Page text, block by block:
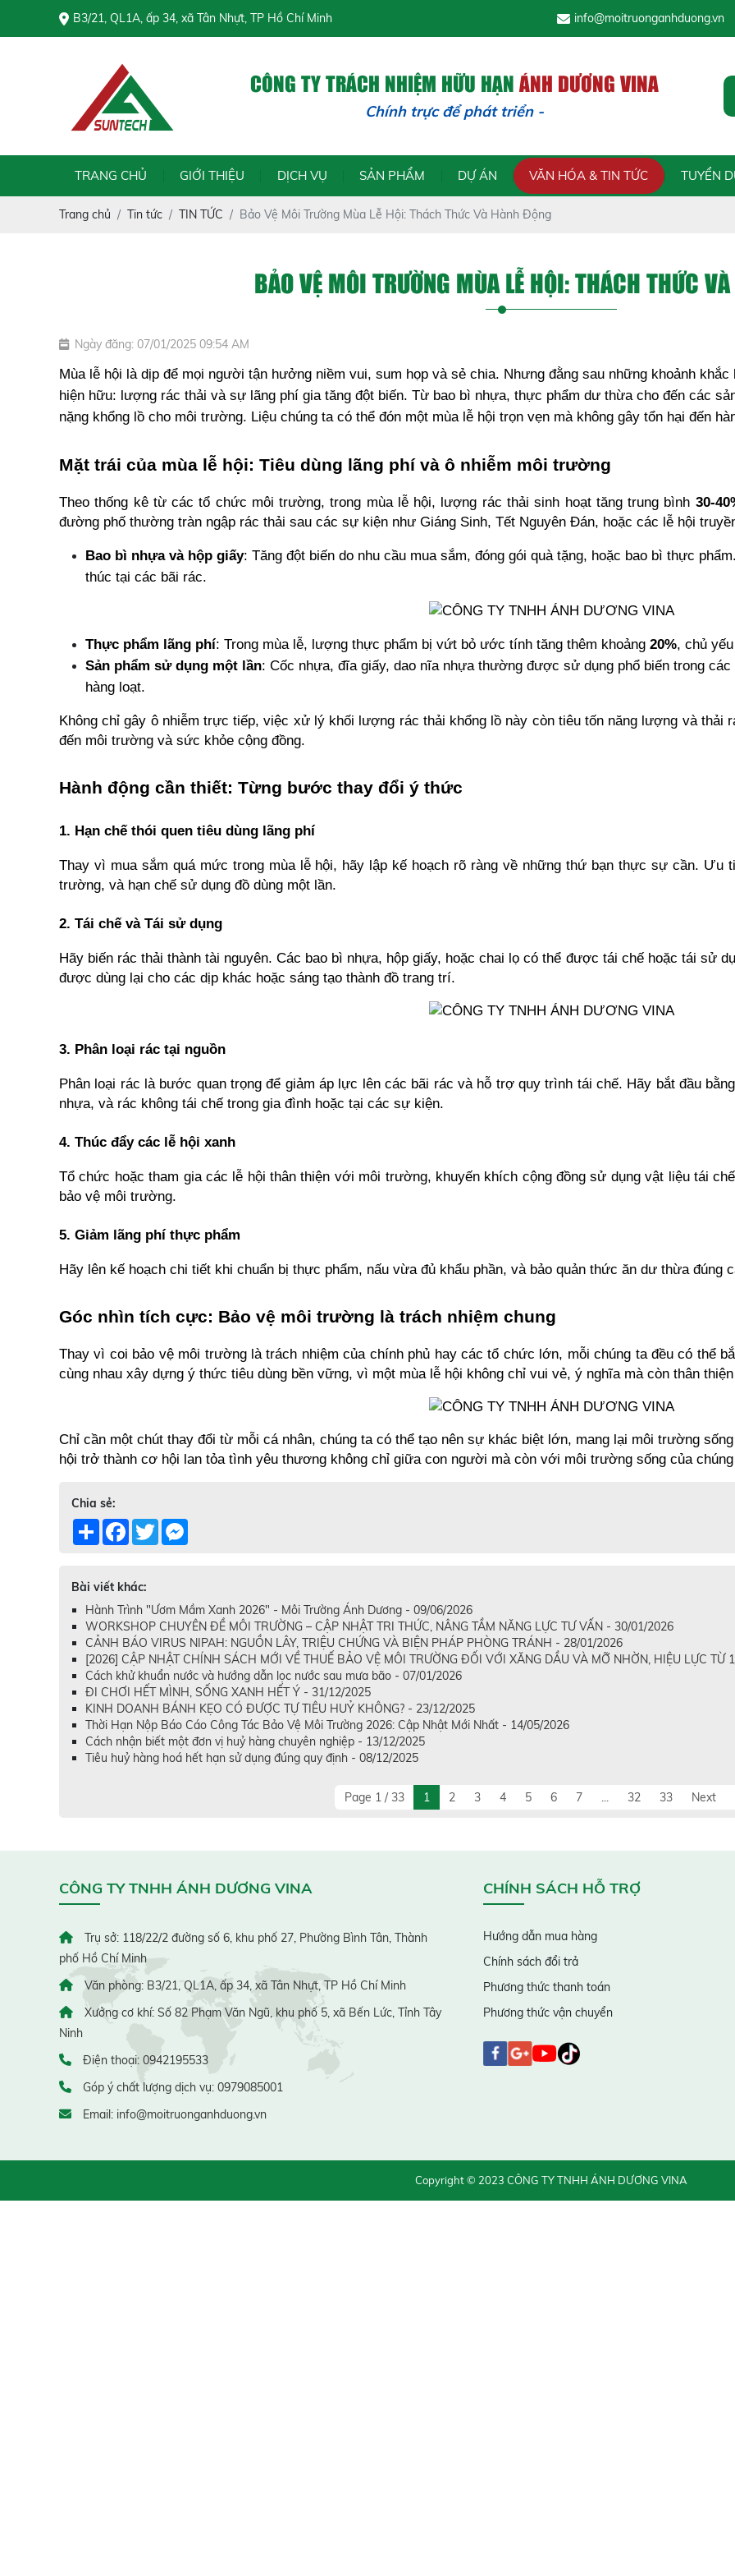
B3/21, QL1A, ấp 34, xã Tân Nhựt, TP Hồ Chí Minh info@moitruonganhduong.vn
CÔNG TY TRÁCH NHIỆM HỮU HẠNÁNH DƯƠNG VINA
Chính trực để phát triển - Trách nhi
TRANG CHỦ GIỚI THIỆU DỊCH VỤ SẢN PHẨM DỰ ÁN VĂN HÓA & TIN TỨC TUYỂN
Trang chủ Tin tức TIN TỨC Bảo Vệ Môi Trường Mùa Lễ Hội: Thách Thức Và Hành Động
BẢO VỆ MÔI TRƯỜNG MÙA LỄ HỘI: THÁCH THỨC
Ngày đăng: 07/01/2025 09:54 AM
Mùa lễ hội là dịp để mọi người tận hưởng niềm vui, sum họp và sẻ chia. Nhưng đằng sau những khoảnh
hiện hữu: lượng rác thải và sự lãng phí gia tăng đột biến. Từ bao bì nhựa, thực phẩm dư thừa cho đến các
nặng khổng lồ cho môi trường. Liệu chúng ta có thể đón một mùa lễ hội trọn vẹn mà không gây tổn hại đến
Mặt trái của mùa lễ hội: Tiêu dùng lãng phí và ô nhiễm môi trường
Theo thống kê từ các tổ chức môi trường, trong mùa lễ hội, lượng rác thải sinh hoạt tăng trung bình 30-
đường phố thường tràn ngập rác thải sau các sự kiện như Giáng Sinh, Tết Nguyên Đán, hoặc các lễ hội
Bao bì nhựa và hộp giấy: Tăng đột biến do nhu cầu mua sắm, đóng gói quà tặng, hoặc bao bì thực
thúc tại các bãi rác.
Thực phẩm lãng phí: Trong mùa lễ, lượng thực phẩm bị vứt bỏ ước tính tăng thêm khoảng 20%, chủ
Sản phẩm sử dụng một lần: Cốc nhựa, đĩa giấy, dao nĩa nhựa thường được sử dụng phổ biến trong
hàng loạt.
Không chỉ gây ô nhiễm trực tiếp, việc xử lý khối lượng rác thải khổng lồ này còn tiêu tốn năng lượng và thải
đến môi trường và sức khỏe cộng đồng.
Hành động cần thiết: Từng bước thay đổi ý thức
1. Hạn chế thói quen tiêu dùng lãng phí
Thay vì mua sắm quá mức trong mùa lễ hội, hãy lập kế hoạch rõ ràng về những thứ bạn thực sự cần. Ưu
trường, và hạn chế sử dụng đồ dùng một lần.
2. Tái chế và Tái sử dụng
Hãy biến rác thải thành tài nguyên. Các bao bì nhựa, hộp giấy, hoặc chai lọ có thể được tái chế hoặc tái sử
được dùng lại cho các dịp khác hoặc sáng tạo thành đồ trang trí.
3. Phân loại rác tại nguồn
Phân loại rác là bước quan trọng để giảm áp lực lên các bãi rác và hỗ trợ quy trình tái chế. Hãy bắt đầu
nhựa, và rác không tái chế trong gia đình hoặc tại các sự kiện.
4. Thúc đẩy các lễ hội xanh
Tổ chức hoặc tham gia các lễ hội thân thiện với môi trường, khuyến khích cộng đồng sử dụng vật liệu tái
bảo vệ môi trường.
5. Giảm lãng phí thực phẩm
Hãy lên kế hoạch chi tiết khi chuẩn bị thực phẩm, nấu vừa đủ khẩu phần, và bảo quản thức ăn dư thừa đúng
Góc nhìn tích cực: Bảo vệ môi trường là trách nhiệm chung
Thay vì coi bảo vệ môi trường là trách nhiệm của chính phủ hay các tổ chức lớn, mỗi chúng ta đều có thể
cùng nhau xây dựng ý thức tiêu dùng bền vững, vì một mùa lễ hội không chỉ vui vẻ, ý nghĩa mà còn thân
Chỉ cần một chút thay đổi từ mỗi cá nhân, chúng ta có thể tạo nên sự khác biệt lớn, mang lại môi trường
hội trở thành cơ hội lan tỏa tình yêu thương không chỉ giữa con người mà còn với môi trường sống của
Chia sẻ:
Share Facebook
Twitter
Bài viết khác:
Hành Trình "Ươm Mầm Xanh 2026" - Môi Trường Ánh Dương - 09/06/2026
WORKSHOP CHUYÊN ĐỀ MÔI TRƯỜNG – CẬP NHẬT TRI THỨC, NÂNG TẦM NĂNG LỰC TƯ VẤN - 30/01/2026
CẢNH BÁO VIRUS NIPAH: NGUỒN LÂY, TRIỆU CHỨNG VÀ BIỆN PHÁP PHÒNG TRÁNH - 28/01/2026
[2026] CẬP NHẬT CHÍNH SÁCH MỚI VỀ THUẾ BẢO VỆ MÔI TRƯỜNG ĐỐI VỚI XĂNG DẦU VÀ MỠ NHỜN, HIỆU LỰC TỪ
Cách khử khuẩn nước và hướng dẫn lọc nước sau mưa bão - 07/01/2026
ĐI CHƠI HẾT MÌNH, SỐNG XANH HẾT Ý - 31/12/2025
KINH DOANH BÁNH KẸO CÓ ĐƯỢC TỰ TIÊU HUỶ KHÔNG? - 23/12/2025
Thời Hạn Nộp Báo Cáo Công Tác Bảo Vệ Môi Trường 2026: Cập Nhật Mới Nhất - 14/05/2026
Cách nhận biết một đơn vị huỷ hàng chuyên nghiệp - 13/12/2025
Tiêu huỷ hàng hoá hết hạn sử dụng đúng quy định - 08/12/2025
Page 1 / 33 1 2 3 4 5 6 7 ... 32 33 Next
CÔNG TY TNHH ÁNH DƯƠNG VINA
Trụ sở: 118/22/2 đường số 6, khu phố 27, Phường Bình Tân, Thành
phố Hồ Chí Minh
Văn phòng: B3/21, QL1A, ấp 34, xã Tân Nhựt, TP Hồ Chí Minh
Xưởng cơ khí: Số 82 Phạm Văn Ngũ, khu phố 5, xã Bến Lức, Tỉnh Tây
Ninh
Điện thoại: 0942195533
Góp ý chất lượng dịch vụ: 0979085001
Email: info@moitruonganhduong.vn
CHÍNH SÁCH HỖ TRỢ
Hướng dẫn mua hàng
Chính sách đổi trả
Phương thức thanh toán
Phương thức vận chuyển
Copyright © 2023 CÔNG TY TNHH ÁNH DƯƠNG VINA